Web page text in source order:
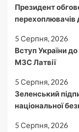
Президент
перехоплювачів
5 Серпня, 2026
Вступ України
МЗС Латвії
5 Серпня, 2026
Зеленський
національної
5 Серпня, 2026